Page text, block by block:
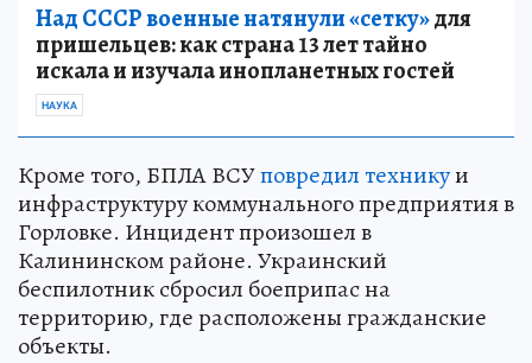
Над СССР военные натянули «сетку»для
пришельцев: как страна 13 лет тайно
искала и изучала инопланетных гостей
НАУКА
Кроме того, БПЛА ВСУповредил техникуи
инфраструктуру коммунального предприятия в
Горловке. Инцидент произошел в
Калининском районе. Украинский
беспилотник сбросил боеприпас на
территорию, где расположены гражданские
объекты.